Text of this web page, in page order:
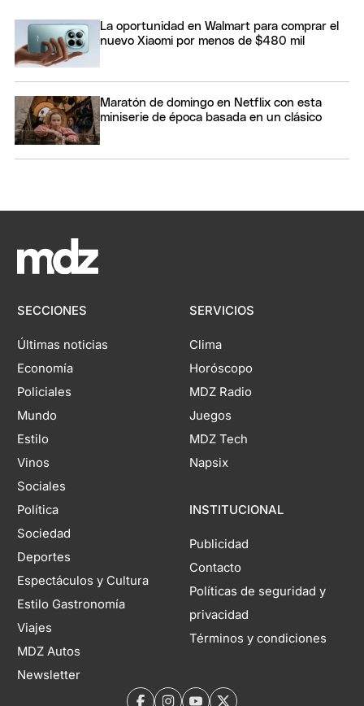
La oportunidad en Walmart para comprar el
nuevo Xiaomi por menos de $480 mil
Maratón de domingo en Netflix con esta
miniserie de época basada en un clásico
SECCIONES
Últimas noticias
Economía
Policiales
Mundo
Estilo
Vinos
Sociales
Política
Sociedad
Deportes
Espectáculos y Cultura
Estilo Gastronomía
Viajes
MDZ Autos
Newsletter
SERVICIOS
Clima
Horóscopo
MDZ Radio
Juegos
MDZ Tech
Napsix
INSTITUCIONAL
Publicidad
Contacto
Políticas de seguridad y
privacidad
Términos y condiciones